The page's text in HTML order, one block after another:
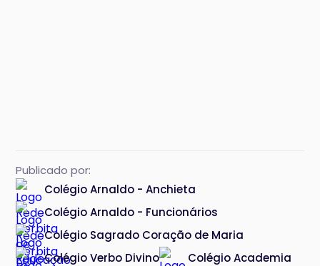
Publicado por:
Colégio Arnaldo - Anchieta
Colégio Arnaldo - Funcionários
Colégio Sagrado Coração de Maria
Colégio Verbo Divino
Colégio Academia